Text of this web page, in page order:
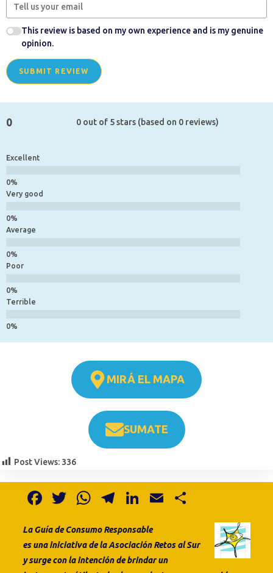
This review is based on my own experience and is my genuine
opinion.
SUBMIT REVIEW
0 0 out of 5 stars (based on 0 reviews)
Excellent
Very good
Average
Poor
Terrible
MIRÁ EL MAPA
SUMATE
Post Views: 336
F
c
e
T
it
te
W
at
s
T
e
gr
Li
k
e
E
l
ar
La Guía de ConsumoResponsable
esunainiciativa de laAsociación Retos al Sur
y surge con la intención de brindar un